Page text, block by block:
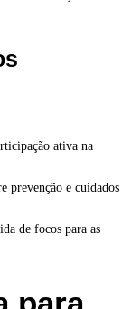
ativa na
prevenção e cuidados
de focos para as
para